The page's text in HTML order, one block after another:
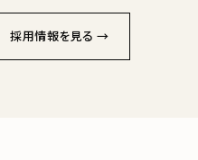
採用情報を見る →